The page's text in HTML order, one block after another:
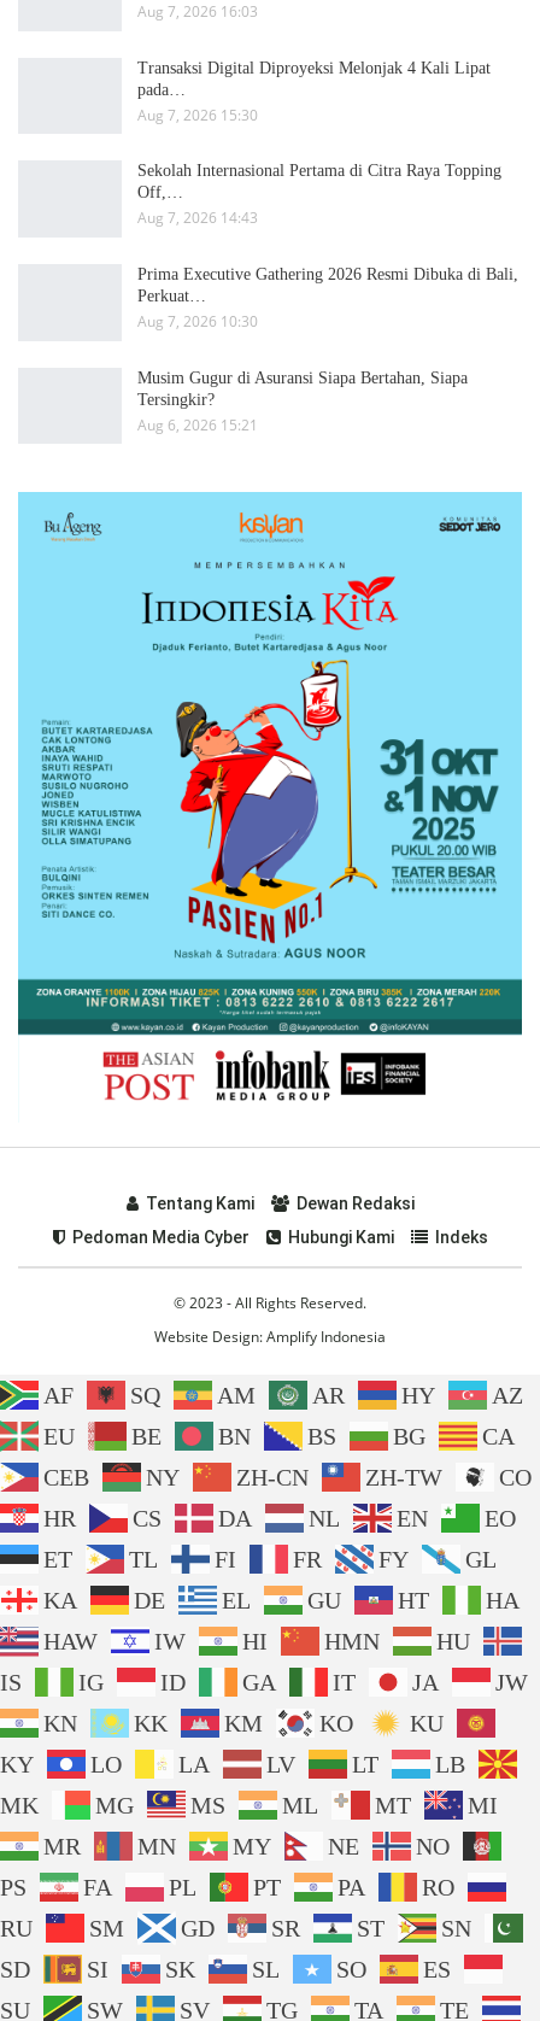
Aug 7, 2026 16:03
Transaksi Digital Diproyeksi Melonjak 4 Kali Lipat
pada…
Aug 7, 2026 15:30
Sekolah Internasional Pertama di Citra Raya Topping
Off,…
Aug 7, 2026 14:43
Prima Executive Gathering 2026 Resmi Dibuka di Bali,
Perkuat…
Aug 7, 2026 10:30
Musim Gugur di Asuransi Siapa Bertahan, Siapa
Tersingkir?
Aug 6, 2026 15:21
Tentang Kami
Dewan Redaksi
Pedoman Media Cyber
Hubungi Kami Indeks
© 2023 - All Rights Reserved.
Website Design:Amplify Indonesia
AF SQ AM AR HY
AZ
EU
BE BN BS BG
CA
CEB
NY ZH-CN ZH-TW
CO
HR
CS DA NL EN
EO
ET
TL FI FR FY
GL
KA
DE EL GU HT
HA
HAW
IW HI HMN
HU
IS
IG ID GA IT JA
JW
KN
KK KM KO
KU
KY
LO LA LV LT
LB
MK
MG MS ML MT
MI
MR
MN MY NE
NO
PS
FA PL PT PA
RO
RU
SM GD SR ST
SN
SD
SI SK SL SO
ES
SU
SW SV TG TA TE